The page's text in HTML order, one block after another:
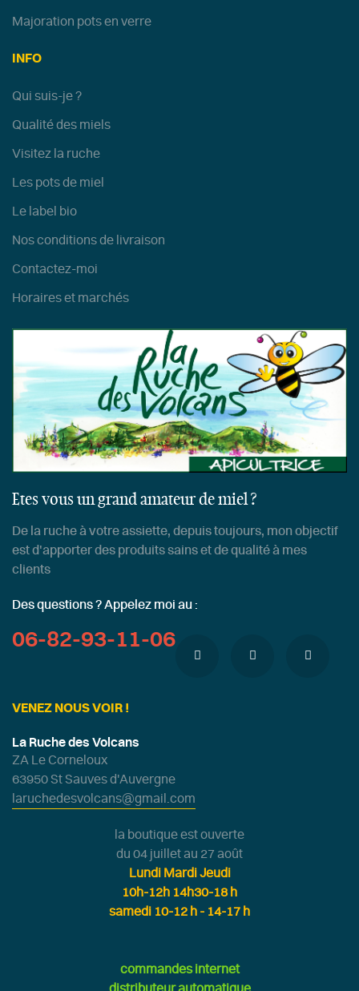
Majoration pots en verre
INFO
Qui suis-je ?
Qualité des miels
Visitez la ruche
Les pots de miel
Le label bio
Nos conditions de livraison
Contactez-moi
Horaires et marchés
Etes vous un grand amateur de miel ?
De la ruche à votre assiette, depuis toujours, mon objectif
est d'apporter des produits sains et de qualité à mes
clients
Des questions ? Appelez moi au :
06-82-93-11-06
VENEZ NOUS VOIR !
La Ruche des Volcans
ZA Le Corneloux
63950 St Sauves d'Auvergne
laruchedesvolcans@gmail.com
la boutique est ouverte
du 04 juillet au 27 août
Lundi Mardi Jeudi
10h-12h 14h30-18 h
samedi 10-12 h - 14-17 h
commandes internet